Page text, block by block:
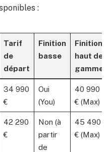
:
Tarif
de
départ
Finition
basse
Finition
haut de
gamme
34 990
€
Oui
(You)
40 990
€ (Max)
42 290
€
Non (à
partir
de
45 490
€ (Max)